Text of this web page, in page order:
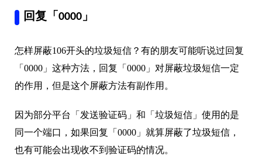
回复「0000」
怎样屏蔽106开头的垃圾短信？有的朋友可能听说过回复
「0000」这种方法，回复「0000」对屏蔽垃圾短信一定
的作用，但是这个屏蔽方法有副作用。
因为部分平台「发送验证码」和「垃圾短信」使用的是
同一个端口，如果回复「0000」就算屏蔽了垃圾短信，
也有可能会出现收不到验证码的情况。